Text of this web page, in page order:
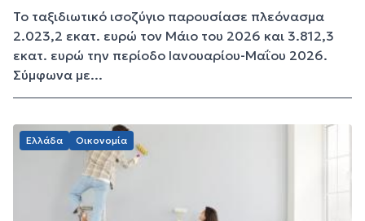
Το ταξιδιωτικό ισοζύγιο παρουσίασε πλεόνασμα
2.023,2 εκατ. ευρώ τον Μάιο του 2026 και 3.812,3
εκατ. ευρώ την περίοδο Ιανουαρίου-Μαΐου 2026.
Σύμφωνα με...
Ελλάδα Οικονομία